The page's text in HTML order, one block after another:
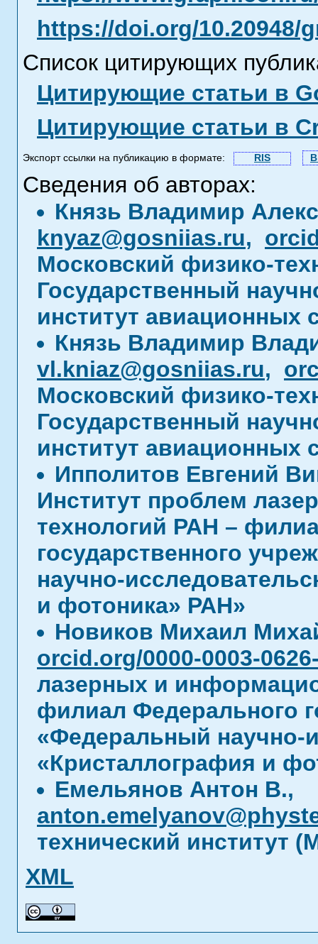
https://doi.org/10.20948/
Список цитирующих
Цитирующие статьи в
Цитирующие статьи в
Экспорт ссылки на публикацию в формате: RIS
Сведения об авторах:
Князь Владимир
knyaz@gosniias.ru,
Московский физико-
Государственный
институт авиационных
Князь Владимир
vl.kniaz@gosniias.ru,
Московский физико-
Государственный
институт авиационных
Ипполитов Евгений
Институт проблем
технологий РАН –
государственного
научно-
и фотоника» РАН»
Новиков Михаил
orcid.org/0000-0003-
лазерных и
филиал Федерального
«Федеральный научно-
«Кристаллография и
Емельянов Антон В.,
технический институт
XML